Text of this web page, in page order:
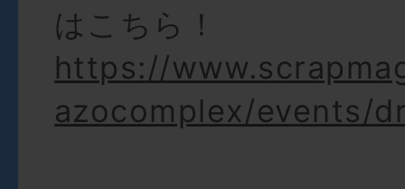
はこちら！
https://
azocomplex/events/